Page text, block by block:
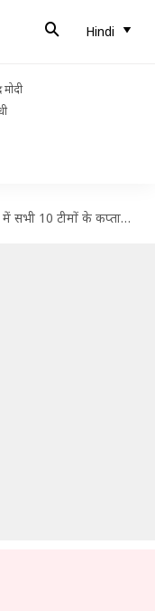
Hindi
मोदी
कप्तानों ने कैसी कप्तानी की? रेटिंग द्वारा जानें